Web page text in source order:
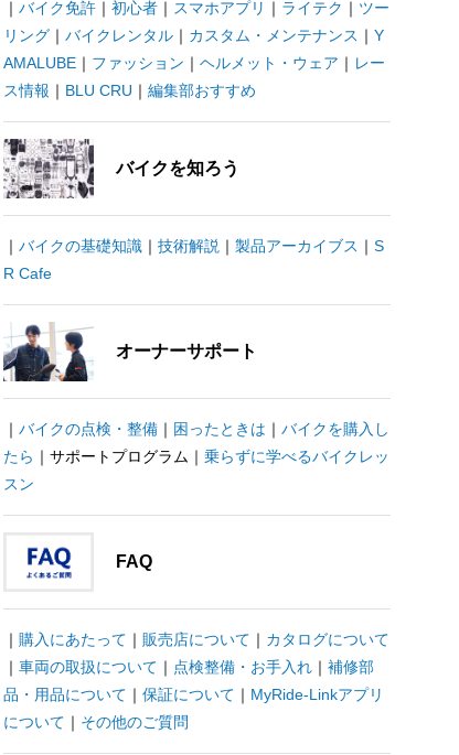
｜ バイク免許｜ 初心者｜ スマホアプリ ｜ ライテク ｜ ツー
リング｜ バイクレンタル｜ カスタム・メンテナンス ｜ Y
AMALUBE｜ ファッション ｜ ヘルメット・ウェア ｜ レー
ス情報 ｜ BLU CRU ｜ 編集部おすすめ
バイクを知ろう
｜ バイクの基礎知識｜ 技術解説 ｜ 製品アーカイブス ｜ S
R Cafe
オーナーサポート
｜ バイクの点検・整備｜ 困ったときは ｜ バイクを購入し
たら ｜サポートプログラム｜ 乗らずに学べるバイクレッ
スン
FAQ
｜ 購入にあたって ｜ 販売店について ｜ カタログについて
｜ 車両の取扱について ｜ 点検整備・お手入れ｜ 補修部
品・用品について ｜ 保証について ｜ MyRide-Linkアプリ
について ｜ その他のご質問